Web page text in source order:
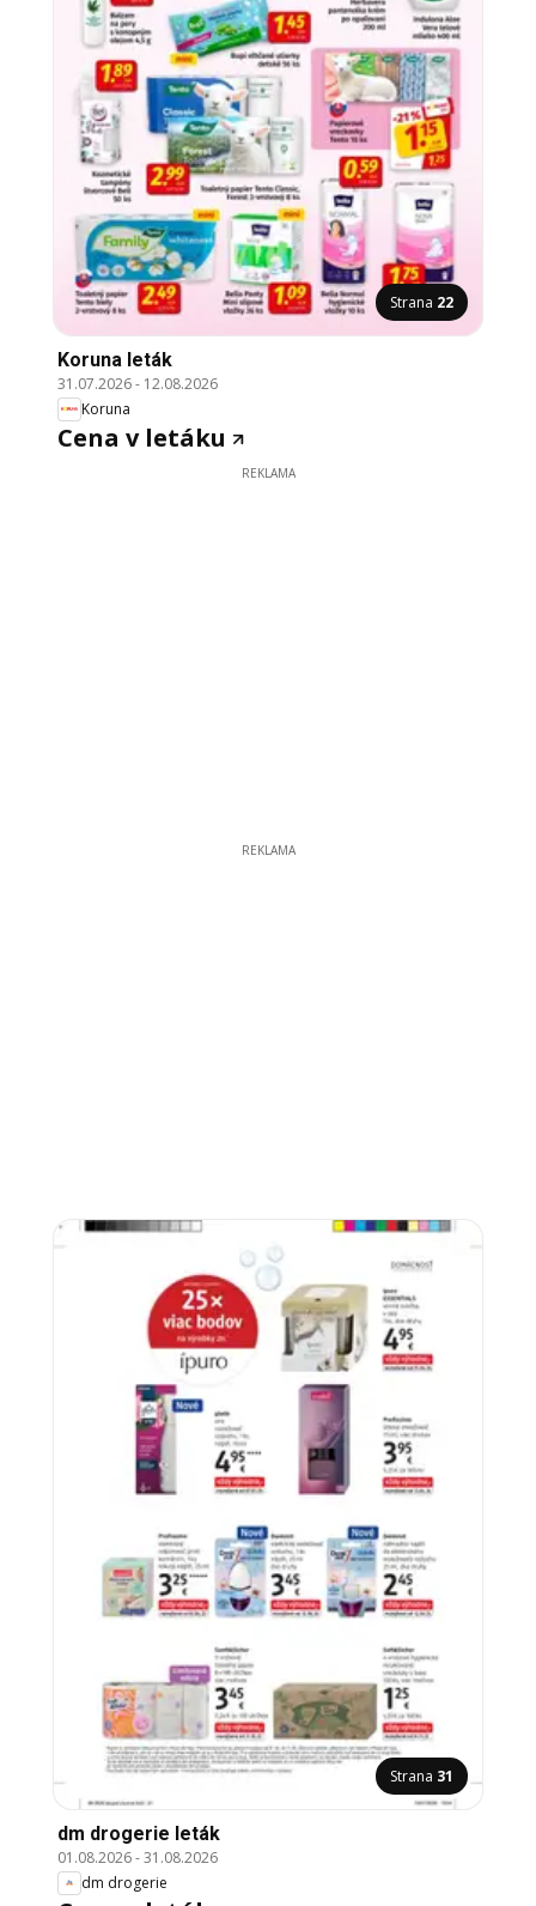
Strana 22
Koruna leták
31.07.2026- 12.08.2026
Koruna
Cena v letáku
REKLAMA
REKLAMA
Strana 31
dm drogerie leták
01.08.2026-31.08.2026
dm drogerie